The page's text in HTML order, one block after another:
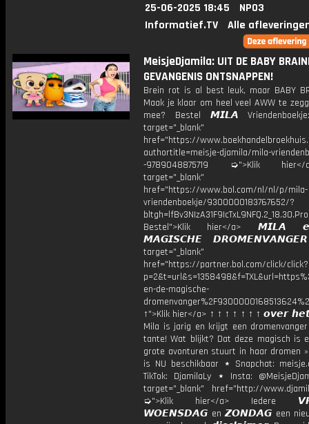
25-06-2025 18:45
NPO3
Informatief.TV
Alle
MeisjeDjamila: UIT DE BABY
GEVANGENIS ONTSNAPPEN!
Brein rot is al best leuk, maar BABY
Maak je klaar om heel veel AWW te
mee? Bestel 𝙈𝙄𝙇𝘼
target="_blank"
href="https://
authortitle=meisje-djamila/mila-
-9789048875719 ➭">Klik
target="_blank"
href="https://www.bol.com/nl/nl/p/mila-
vriendenboekje/9300000183767652/?
Bestel">Klik hier</a>
𝙈𝘼𝙂𝙄𝙎𝘾𝙃𝙀
target="_blank"
href="https://partner.bol.com/click/click?
en-de-magische-
↑">Klik hier</a> ↑ ↑ ↑ ↑ ↑ ↑ ↑ 𝙤𝙫𝙚𝙧
Mila is jarig en krijgt een
tante! Wat blijkt? Dat deze magisch is
grote avonturen stuurt in haar dromen
is NU beschikbaar ⋆ Snapchat:
TikTok: DjamilaLy ⋆ Insta:
target="_blank" href="http://
➭">Klik hier</a> Iedere
𝙒𝙊𝙀𝙉𝙎𝘿𝘼𝙂 en 𝙕𝙊𝙉𝘿𝘼𝙂 een